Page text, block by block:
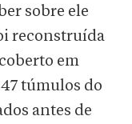
sobre ele
reconstruída
em
túmulos do
antes de